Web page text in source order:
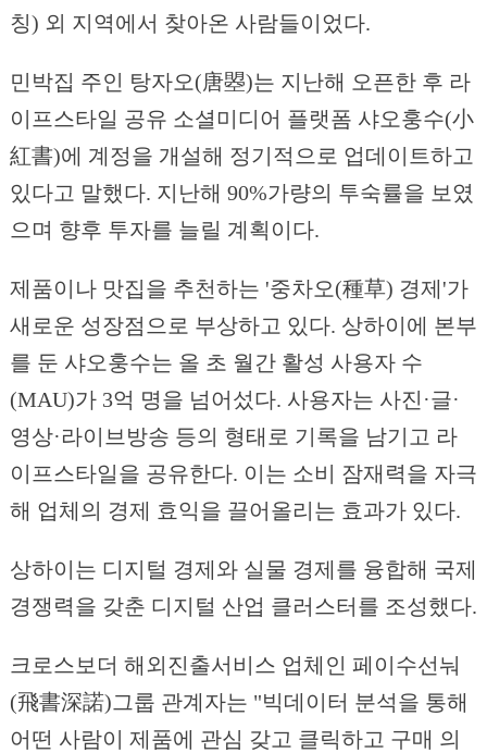
칭) 외 지역에서 찾아온 사람들이었다.
민박집 주인 탕자오(唐曌)는 지난해 오픈한 후 라
이프스타일 공유 소셜미디어 플랫폼 샤오훙수(小
紅書)에 계정을 개설해 정기적으로 업데이트하고
있다고 말했다. 지난해 90%가량의 투숙률을 보였
으며 향후 투자를 늘릴 계획이다.
제품이나 맛집을 추천하는 '중차오(種草) 경제'가
새로운 성장점으로 부상하고 있다. 상하이에 본부
를 둔 샤오훙수는 올 초 월간 활성 사용자 수
(MAU)가 3억 명을 넘어섰다. 사용자는 사진·글·
영상·라이브방송 등의 형태로 기록을 남기고 라
이프스타일을 공유한다. 이는 소비 잠재력을 자극
해 업체의 경제 효익을 끌어올리는 효과가 있다.
상하이는 디지털 경제와 실물 경제를 융합해 국제
경쟁력을 갖춘 디지털 산업 클러스터를 조성했다.
크로스보더 해외진출서비스 업체인 페이수선눠
(飛書深諾)그룹 관계자는 "빅데이터 분석을 통해
어떤 사람이 제품에 관심 갖고 클릭하고 구매 의